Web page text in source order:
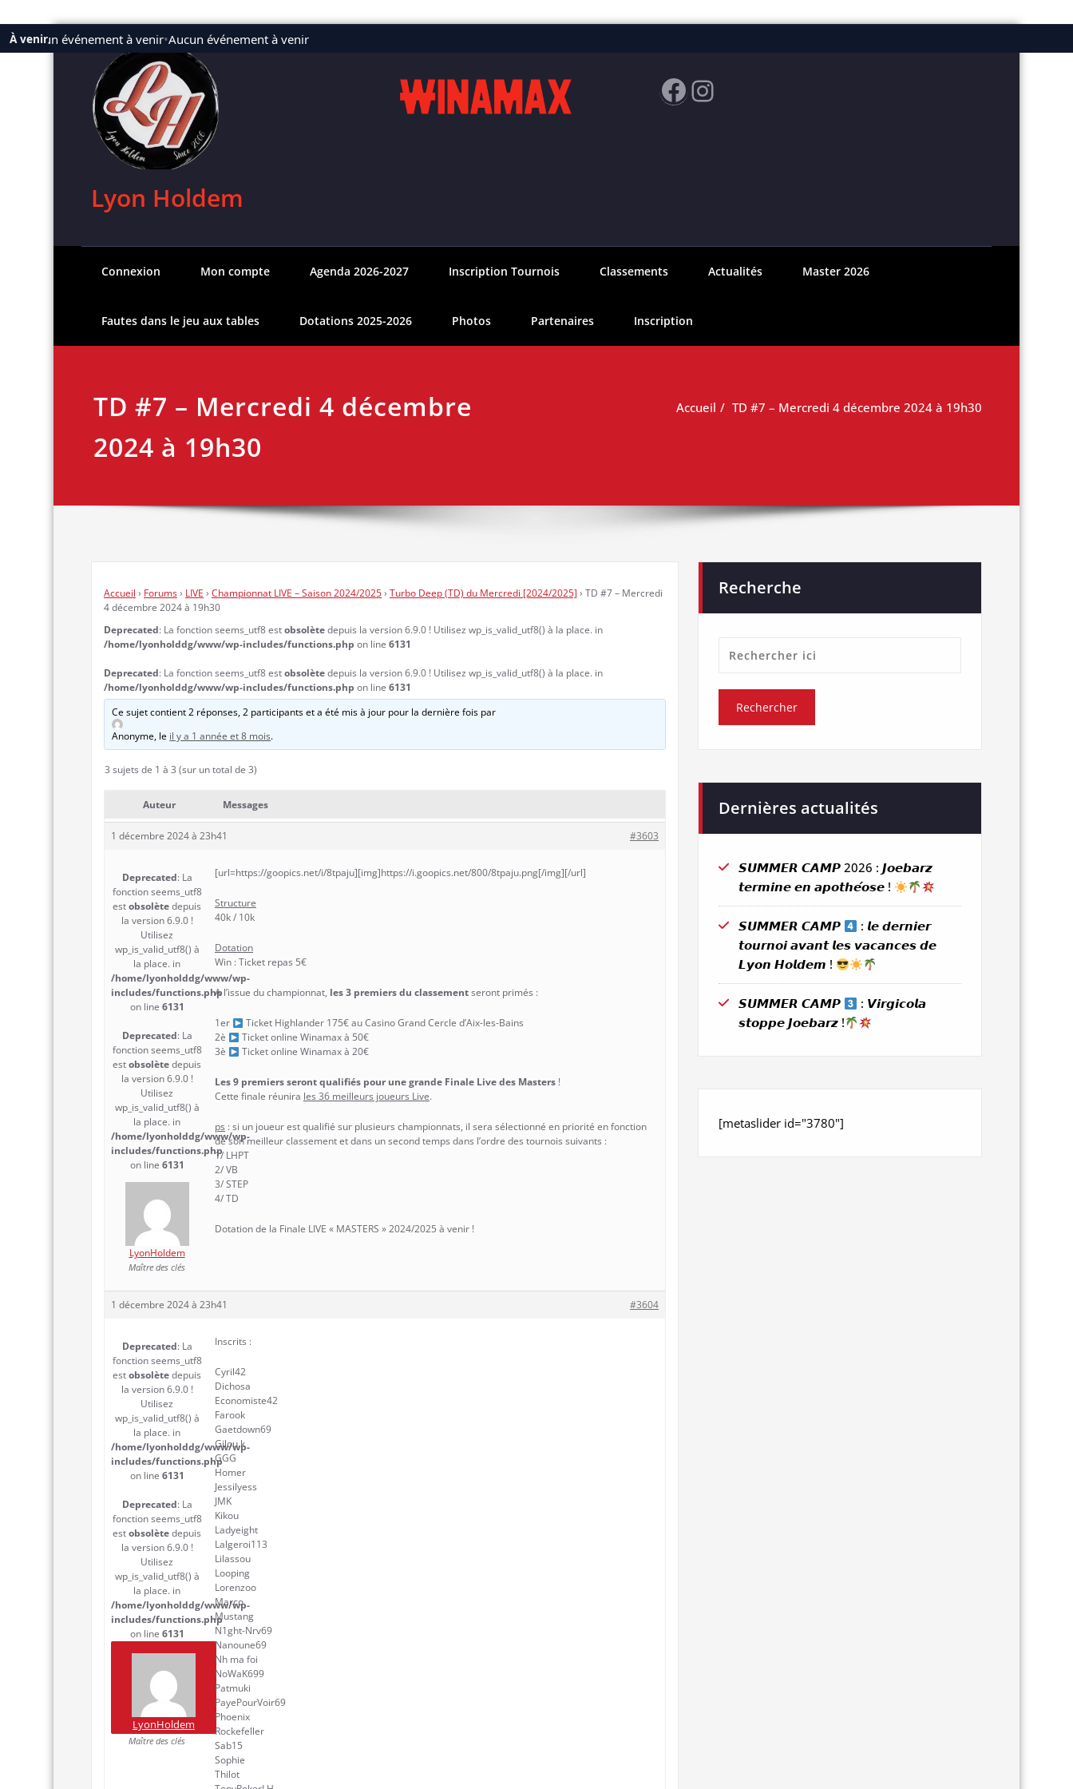
À venir
Aucun événement à venir•Aucun événement à venir
Aller
Lyon Holdem
Facebook
Instagram
Connexion Mon compte Agenda 2026-2027 Inscription Tournois Classements Actualités Master 2026
Fautes dans le jeu aux tables Dotations 2025-2026 Photos Partenaires Inscription
TD #7 – Mercredi 4 décembre
2024 à 19h30
Accueil TD #7 – Mercredi 4 décembre 2024 à 19h30
Accueil › Forums› LIVE › Championnat LIVE – Saison 2024/2025› Turbo Deep (TD) du Mercredi [2024/2025] › TD #7 – Mercredi
4 décembre 2024 à 19h30
Deprecated: La fonction seems_utf8 estobsolètedepuis la version 6.9.0 ! Utilisez wp_is_valid_utf8() à la place. in
/home/lyonholddg/www/wp-includes/functions.php on line 6131
Deprecated: La fonction seems_utf8 estobsolètedepuis la version 6.9.0 ! Utilisez wp_is_valid_utf8() à la place. in
/home/lyonholddg/www/wp-includes/functions.php on line 6131
Ce sujet contient 2 réponses, 2 participants et a été mis à jour pour la dernière fois par
Anonyme, le il y a 1 année et 8 mois.
3 sujets de 1 à 3 (sur un total de 3)
Auteur Messages
1 décembre 2024 à 23h41 #3603
Deprecated: La
fonction seems_utf8
estobsolètedepuis
la version 6.9.0 !
Utilisez
wp_is_valid_utf8() à
la place. in
/home/lyonholddg/www/wp-
includes/functions.php
on line 6131
Deprecated: La
fonction seems_utf8
estobsolètedepuis
la version 6.9.0 !
Utilisez
wp_is_valid_utf8() à
la place. in
/home/lyonholddg/www/wp-
includes/functions.php
on line 6131
LyonHoldem
Maître des clés
[url=https://goopics.net/i/8tpaju][img]https://i.goopics.net/800/8tpaju.png[/img][/url]
Structure
40k / 10k
Dotation
Win : Ticket repas 5€
A l’issue du championnat, les 3 premiers du classementseront primés :
1er
Ticket Highlander 175€ au Casino Grand Cercle d’Aix-les-Bains
2è
Ticket online Winamax à 50€
3è
Ticket online Winamax à 20€
Les 9 premiers seront qualifiés pour une grande Finale Live des Masters !
Cette finale réunira les 36 meilleurs joueurs Live.
ps : si un joueur est qualifié sur plusieurs championnats, il sera sélectionné en priorité en fonction
de son meilleur classement et dans un second temps dans l’ordre des tournois suivants :
1/ LHPT
2/ VB
3/ STEP
4/ TD
Dotation de la Finale LIVE « MASTERS » 2024/2025 à venir !
1 décembre 2024 à 23h41 #3604
Deprecated: La
fonction seems_utf8
estobsolètedepuis
la version 6.9.0 !
Utilisez
wp_is_valid_utf8() à
la place. in
/home/lyonholddg/www/wp-
includes/functions.php
on line 6131
Deprecated: La
fonction seems_utf8
estobsolètedepuis
la version 6.9.0 !
Utilisez
wp_is_valid_utf8() à
la place. in
/home/lyonholddg/www/wp-
includes/functions.php
on line 6131
LyonHoldem
Maître des clés
Inscrits :
Cyril42
Dichosa
Economiste42
Farook
Gaetdown69
Gilou.k
GGG
Homer
Jessilyess
JMK
Kikou
Ladyeight
Lalgeroi113
Lilassou
Looping
Lorenzoo
Marco
Mustang
N1ght-Nrv69
Nanoune69
Nh ma foi
NoWaK699
Patmuki
PayePourVoir69
Phoenix
Rockefeller
Sab15
Sophie
Thilot
Recherche
Dernières actualités
𝙎𝙐𝙈𝙈𝙀𝙍 𝘾𝘼𝙈𝙋 2026 : 𝙅𝙤𝙚𝙗𝙖𝙧𝙯
𝙩𝙚𝙧𝙢𝙞𝙣𝙚 𝙚𝙣 𝙖𝙥𝙤𝙩𝙝𝙚́𝙤𝙨𝙚 !
𝙎𝙐𝙈𝙈𝙀𝙍 𝘾𝘼𝙈𝙋
: 𝙡𝙚 𝙙𝙚𝙧𝙣𝙞𝙚𝙧
𝙩𝙤𝙪𝙧𝙣𝙤𝙞 𝙖𝙫𝙖𝙣𝙩 𝙡𝙚𝙨 𝙫𝙖𝙘𝙖𝙣𝙘𝙚𝙨 𝙙𝙚
𝙇𝙮𝙤𝙣 𝙃𝙤𝙡𝙙𝙚𝙢 !
𝙎𝙐𝙈𝙈𝙀𝙍 𝘾𝘼𝙈𝙋
: 𝙑𝙞𝙧𝙜𝙞𝙘𝙤𝙡𝙖
𝙨𝙩𝙤𝙥𝙥𝙚 𝙅𝙤𝙚𝙗𝙖𝙧𝙯 !
[metaslider id="3780"]